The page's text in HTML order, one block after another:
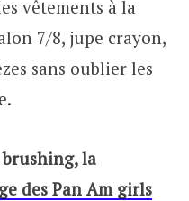
vêtements à la
7/8, jupe crayon,
sans oublier les
la
des Pan Am girls